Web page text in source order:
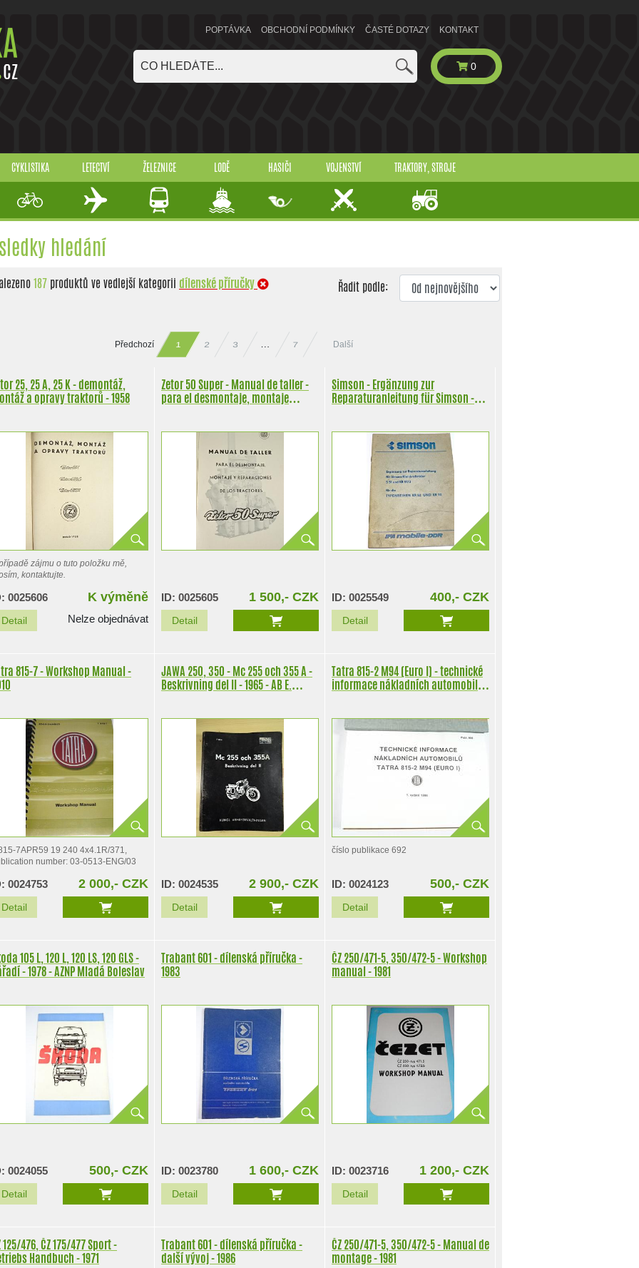
POPTÁVKA OBCHODNÍ PODMÍNKY ČASTÉ DOTAZY KONTAKT
0
CYKLISTIKA LETECTVÍ ŽELEZNICE LODĚ HASIČI VOJENSTVÍ TRAKTORY, STROJE
hledání
187 produktů ve vedlejší kategorii dílenské příručky Řadit podle:
Předchozí 1 2 3 … 7 Další
25, 25 A, 25 K - demontáž,
a opravy traktorů - 1958
zájmu o tuto položku mě,
kontaktujte.
0025606 K výměně
Detail Nelze objednávat
Zetor 50 Super - Manual de taller -
para el desmontaje, montaje
ID: 0025605 1 500,- CZK
Detail
Simson - Ergänzung zur
Reparaturanleitung für Simson -
ID: 0025549 400,- CZK
Detail
815-7 - Workshop Manual -
7APR59 19 240 4x4.1R/371,
number: 03-0513-ENG/03
0024753 2 000,- CZK
Detail
JAWA 250, 350 - Mc 255 och 355 A -
Beskrivning del II - 1965 - AB E.
ID: 0024535 2 900,- CZK
Detail
Tatra 815-2 M94 (Euro I) - technické
informace nákladních automobilů
číslo publikace 692
ID: 0024123 500,- CZK
Detail
105 L, 120 L, 120 LS, 120 GLS -
nářadí - 1978 - AZNP Mladá Boleslav
0024055 500,- CZK
Detail
Trabant 601 - dílenská příručka -
1983
ID: 0023780 1 600,- CZK
Detail
ČZ 250/471-5, 350/472-5 - Workshop
manual - 1981
ID: 0023716 1 200,- CZK
Detail
125/476, ČZ 175/477 Sport -
Handbuch - 1971
Trabant 601 - dílenská příručka -
další vývoj - 1986
ČZ 250/471-5, 350/472-5 - Manual de
montage - 1981